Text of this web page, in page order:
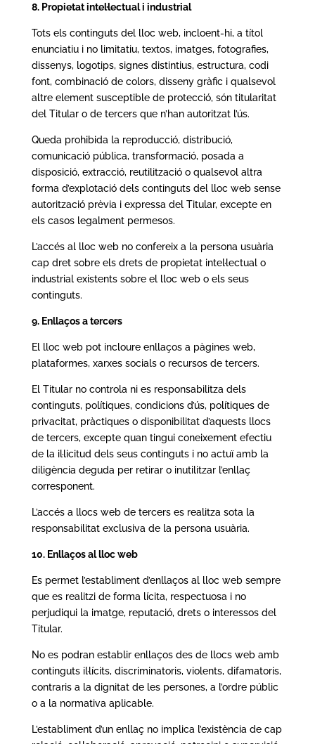
8. Propietat intel·lectual i industrial
Tots els continguts del lloc web, incloent-hi, a títol
enunciatiu i no limitatiu, textos, imatges, fotografies,
dissenys, logotips, signes distintius, estructura, codi
font, combinació de colors, disseny gràfic i qualsevol
altre element susceptible de protecció, són titularitat
del Titular o de tercers que n’han autoritzat l’ús.
Queda prohibida la reproducció, distribució,
comunicació pública, transformació, posada a
disposició, extracció, reutilització o qualsevol altra
forma d’explotació dels continguts del lloc web sense
autorització prèvia i expressa del Titular, excepte en
els casos legalment permesos.
L’accés al lloc web no confereix a la persona usuària
cap dret sobre els drets de propietat intel·lectual o
industrial existents sobre el lloc web o els seus
continguts.
9. Enllaços a tercers
El lloc web pot incloure enllaços a pàgines web,
plataformes, xarxes socials o recursos de tercers.
El Titular no controla ni es responsabilitza dels
continguts, polítiques, condicions d’ús, polítiques de
privacitat, pràctiques o disponibilitat d’aquests llocs
de tercers, excepte quan tingui coneixement efectiu
de la il·licitud dels seus continguts i no actuï amb la
diligència deguda per retirar o inutilitzar l’enllaç
corresponent.
L’accés a llocs web de tercers es realitza sota la
responsabilitat exclusiva de la persona usuària.
10. Enllaços al lloc web
Es permet l’establiment d’enllaços al lloc web sempre
que es realitzi de forma lícita, respectuosa i no
perjudiqui la imatge, reputació, drets o interessos del
Titular.
No es podran establir enllaços des de llocs web amb
continguts il·lícits, discriminatoris, violents, difamatoris,
contraris a la dignitat de les persones, a l’ordre públic
o a la normativa aplicable.
L’establiment d’un enllaç no implica l’existència de cap